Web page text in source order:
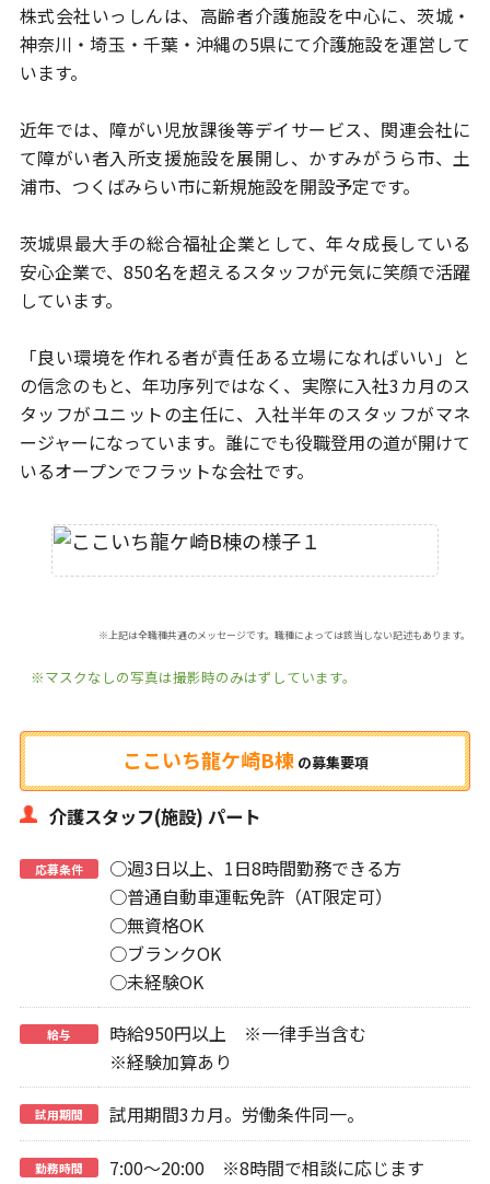
株式会社いっしんは、高齢者介護施設を中心に、茨城・
神奈川・埼玉・ 千葉・沖縄の5県にて介護施設を運営して
います。
近年では、障がい児放課後等デイサービス、関連会社に
て障がい者入所支援施設を展開し、かすみがうら市、土
浦市、つくばみらい市に新規施設を開設予定です。
茨城県最大手の総合福祉企業として、年々成長している
安心企業で、850名を超えるスタッフが元気に笑顔で活躍
しています。
「良い環境を作れる者が責任ある立場になればいい」と
の信念のもと、年功序列ではなく、実際に入社3カ月のス
タッフがユニットの主任に、
入社半年のスタッフがマネ
ージャーになっています。 誰にでも役職登用の道が開けて
いるオープンでフラットな会社です。
※上記は全職種共通のメッセージです。職種によっては該当しない記述もあります。
※マスクなしの写真は撮影時のみはずしています。
ここいち龍ケ崎B棟の募集要項
介護スタッフ(施設) パート
応募条件
○週3日以上、1日8時間勤務できる方
○普通自動車運転免許（AT限定可）
○無資格OK
○ブランクOK
○未経験OK
給与
時給950円以上 ※一律手当含む
※経験加算あり
試用期間 試用期間3カ月。労働条件同一。
勤務時間 7:00～20:00 ※8時間で相談に応じます